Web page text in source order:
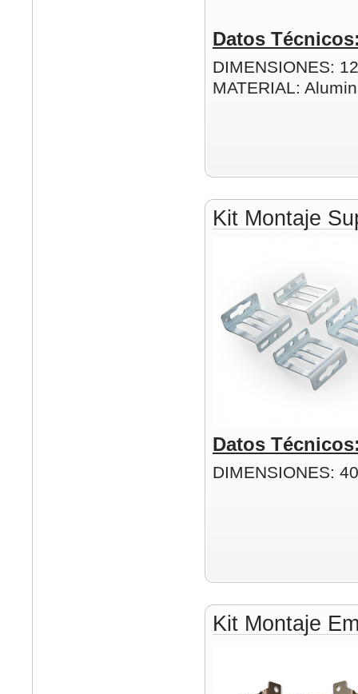
Datos
DIMENSIONES:
MATERIAL:
Kit Montaje
Datos
DIMENSIONES:
Kit Montaje